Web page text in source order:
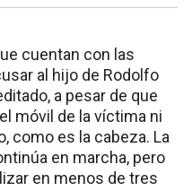
cuentan con las
al hijo de Rodolfo
a pesar de que
móvil de la víctima ni
como es la cabeza. La
en marcha, pero
en menos de tres